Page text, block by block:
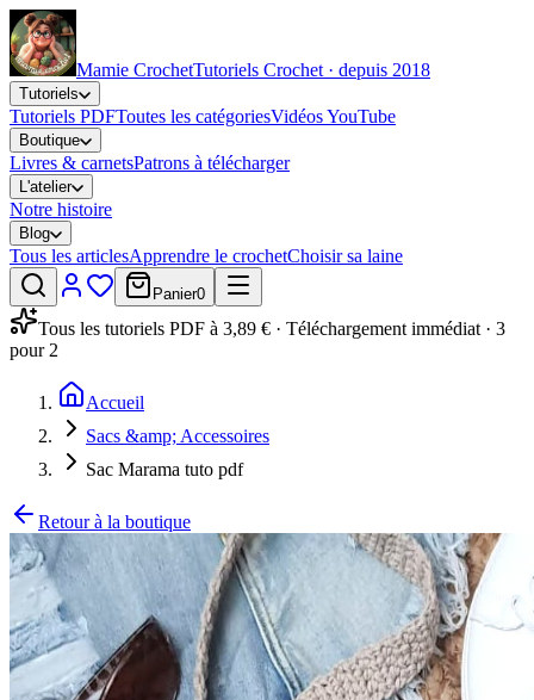
Mamie CrochetTutoriels Crochet · depuis 2018
Tutoriels
Tutoriels PDFToutes les catégoriesVidéos YouTube
Boutique
Livres & carnetsPatrons à télécharger
L'atelier
Notre histoire
Blog
Tous les articlesApprendre le crochetChoisir sa laine
Panier0
Tous les tutoriels PDF à 3,89 € · Téléchargement immédiat · 3
pour 2
Accueil
Sacs &amp; Accessoires
Sac Marama tuto pdf
Retour à la boutique